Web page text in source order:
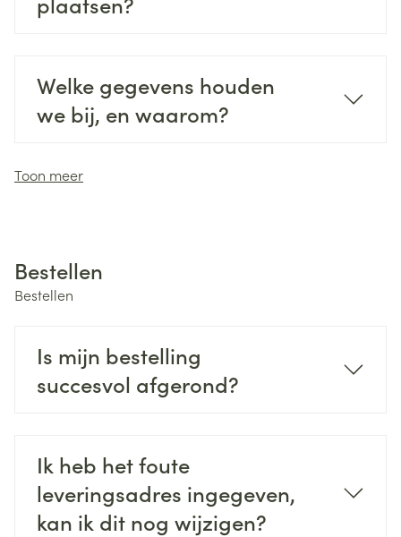
Welke gegevens houden
we bij, en waarom?
Toon meer
Bestellen
Bestellen
Is mijn bestelling
succesvol afgerond?
Ik heb het foute
leveringsadres ingegeven,
kan ik dit nog wijzigen?